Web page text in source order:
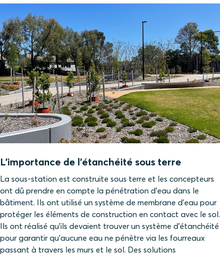
L’importance de l’étanchéité sous terre
La sous-station est construite sous terre et les concepteurs
ont dû prendre en compte la pénétration d'eau dans le
bâtiment. Ils ont utilisé un système de membrane d’eau pour
protéger les éléments de construction en contact avec le sol.
Ils ont réalisé qu'ils devaient trouver un système d'étanchéité
pour garantir qu'aucune eau ne pénètre via les fourreaux
passant à travers les murs et le sol. Des solutions